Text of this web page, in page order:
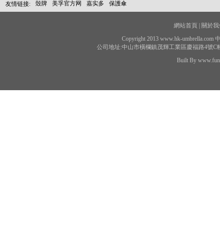
友情链接: 殼牌 美孚官方网 嘉实多 保護傘
網站首頁 |
關於
Copyright 2013 www.hk-umbrella.com
公司地址:中山市橫欄鎮茂輝工業區慶福路4號C
Built By